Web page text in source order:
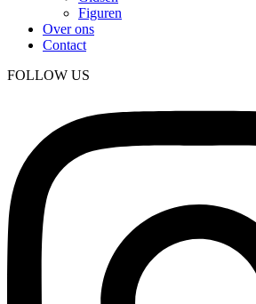
Figuren
Over ons
Contact
FOLLOW US